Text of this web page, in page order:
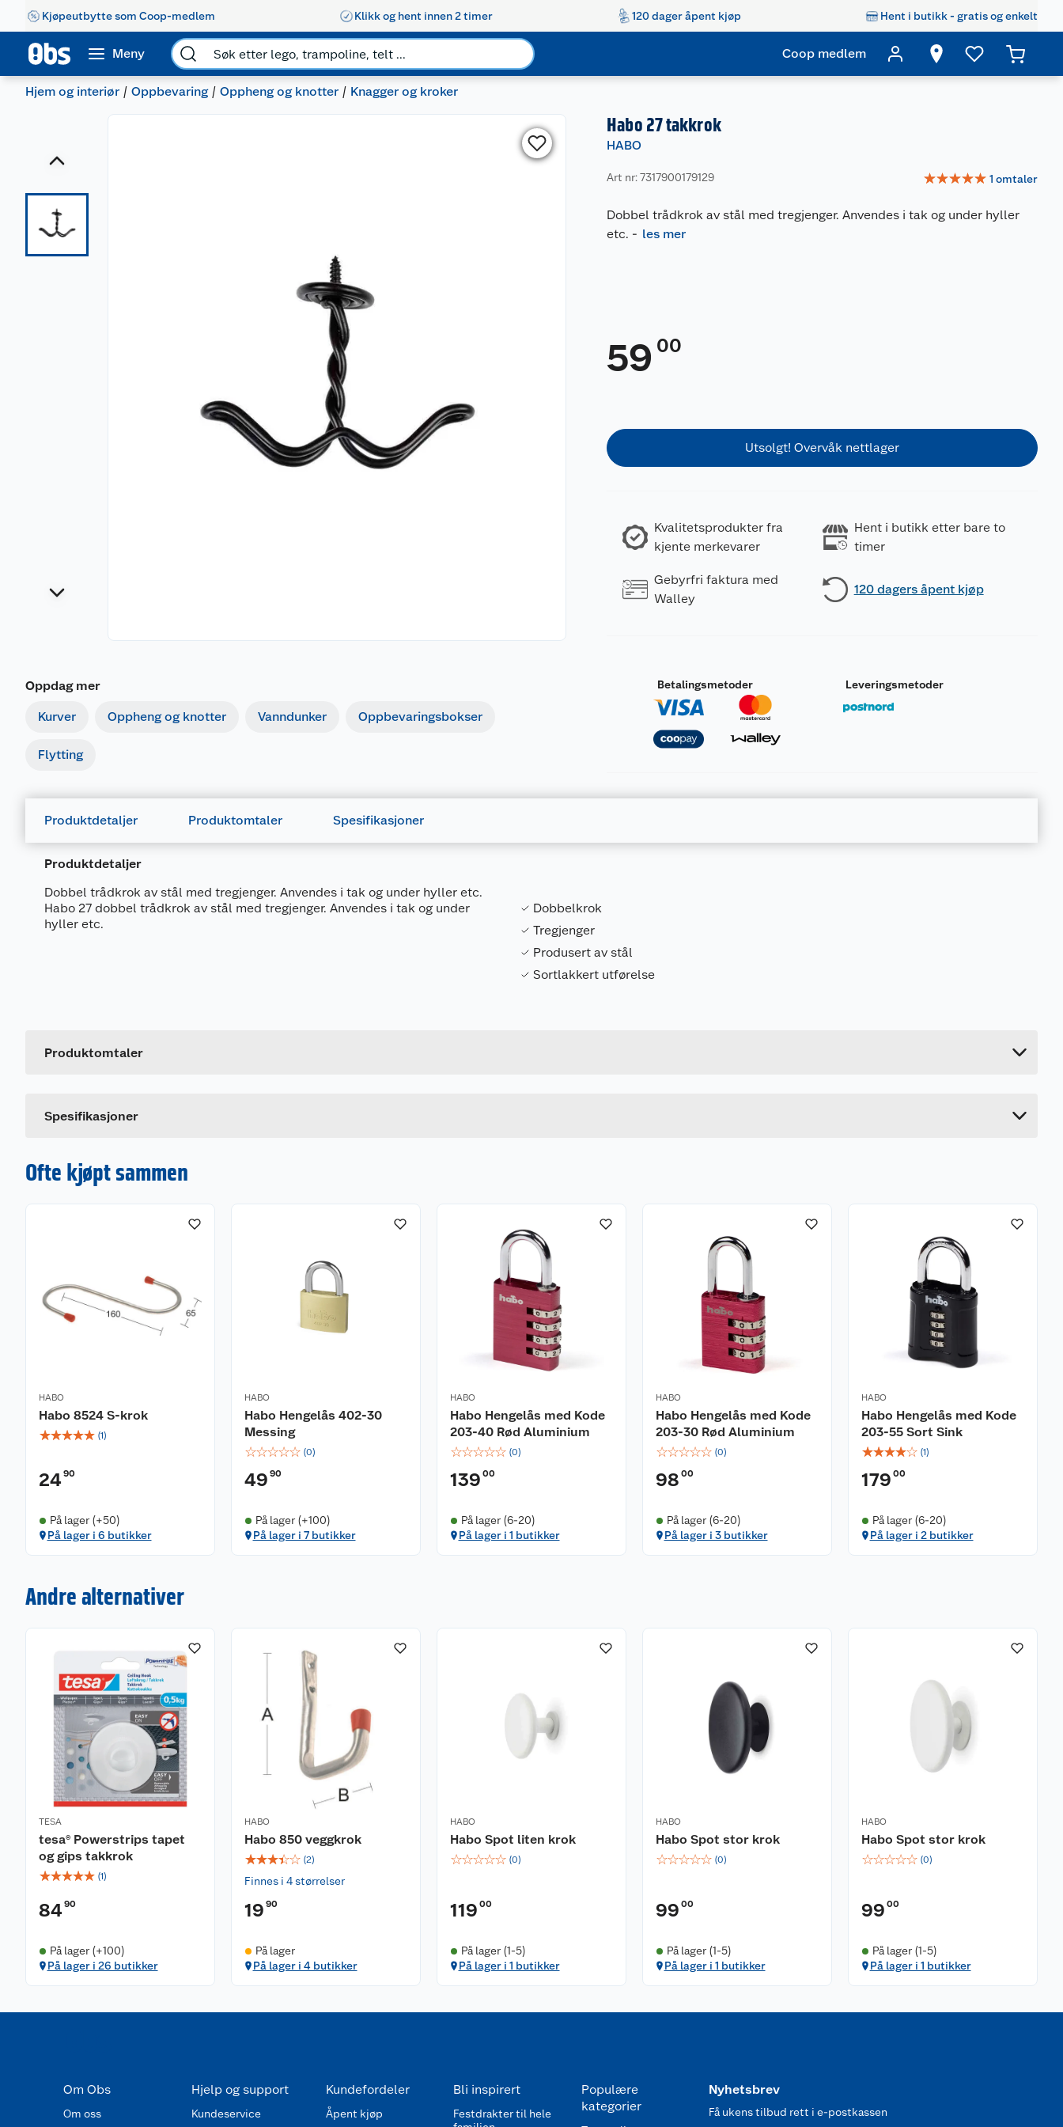
Kjøpeutbytte som Coop-medlem Klikk og hent innen 2 timer 120 dager åpent kjøp Hent i butikk - gratis og enkelt
Meny Coop medlem
Hjem og interiør Oppbevaring Oppheng og knotter Knagger og kroker
Oppdag mer
Kurver Oppheng og knotter Vanndunker Oppbevaringsbokser
Flytting
Habo 27 takkrok
HABO
Art nr: 7317900179129 ☆☆☆☆☆ 1 omtaler
Dobbel trådkrok av stål med tregjenger. Anvendes i tak og under hyller
etc. - les mer
59 00
Utsolgt! Overvåk nettlager
Kvalitetsprodukter fra
kjente merkevarer
Hent i butikk etter bare to
timer
Gebyrfri faktura med
Walley
120 dagers åpent kjøp
Betalingsmetoder Leveringsmetoder
Produktdetaljer Produktomtaler Spesifikasjoner
Produktdetaljer
Dobbel trådkrok av stål med tregjenger. Anvendes i tak og under hyller etc.
Habo 27 dobbel trådkrok av stål med tregjenger. Anvendes i tak og under
hyller etc.
Dobbelkrok
Tregjenger
Produsert av stål
Sortlakkert utførelse
Produktomtaler
Spesifikasjoner
Leverandørens artikkelnummer
Ofte kjøpt sammen
HABO
Habo 8524 S-krok
☆☆☆☆☆ (1)
2490
På lager (+50)
På lager i 6 butikker
HABO
Habo Hengelås 402-30
Messing
☆☆☆☆☆ (0)
49 90
På lager (+100)
På lager i 7 butikker
HABO
Habo Hengelås med Kode
203-40 Rød Aluminium
☆☆☆☆☆ (0)
139 00
På lager (6-20)
På lager i 1 butikker
HABO
Habo Hengelås med Kode
203-30 Rød Aluminium
☆☆☆☆☆ (0)
98 00
På lager (6-20)
På lager i 3 butikker
HABO
Habo Hengelås med Kode
203-55 Sort Sink
☆☆☆☆☆ (1)
179 00
På lager (6-20)
På lager i 2 butikker
Andre alternativer
TESA
tesa® Powerstrips tapet
og gips takkrok
☆☆☆☆☆ (1)
8490
På lager (+100)
På lager i 26 butikker
HABO
Habo 850 veggkrok
☆☆☆☆☆ (2)
Finnes i 4 størrelser
19 90
På lager
På lager i 4 butikker
HABO
Habo Spot liten krok
☆☆☆☆☆ (0)
119 00
På lager (1-5)
På lager i 1 butikker
HABO
Habo Spot stor krok
☆☆☆☆☆ (0)
99 00
På lager (1-5)
På lager i 1 butikker
HABO
Habo Spot stor krok
☆☆☆☆☆ (0)
99 00
På lager (1-5)
På lager i 1 butikker
Om Obs
Om oss
Hjelp og support
Kundeservice
Kundefordeler
Åpent kjøp
Bli inspirert
Festdrakter til hele
Populære
kategorier
Nyhetsbrev
Få ukens tilbud rett i e-postkassen